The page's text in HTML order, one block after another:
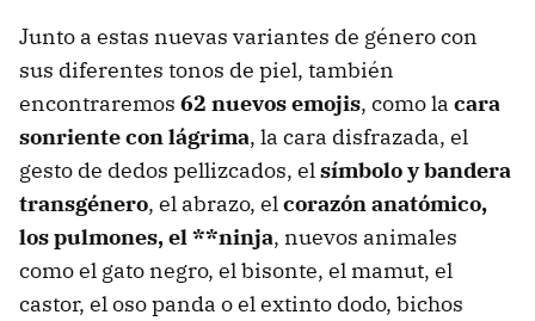
Junto a estas nuevas variantes de género con
sus diferentes tonos de piel, también
encontraremos 62 nuevos emojis, como la cara
sonriente con lágrima, la cara disfrazada, el
gesto de dedos pellizcados, elsímbolo y bandera
transgénero, el abrazo, elcorazón anatómico,
los pulmones, el **ninja, nuevos animales
como el gato negro, el bisonte, el mamut, el
castor, el oso panda o el extinto dodo, bichos